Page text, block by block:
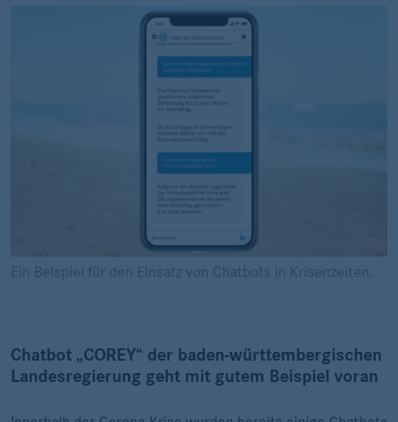
Ein Beispiel für den Einsatz von Chatbots in Krisenzeiten.
Chatbot „COREY“ der baden-württembergischen
Landesregierung geht mit gutem Beispiel voran